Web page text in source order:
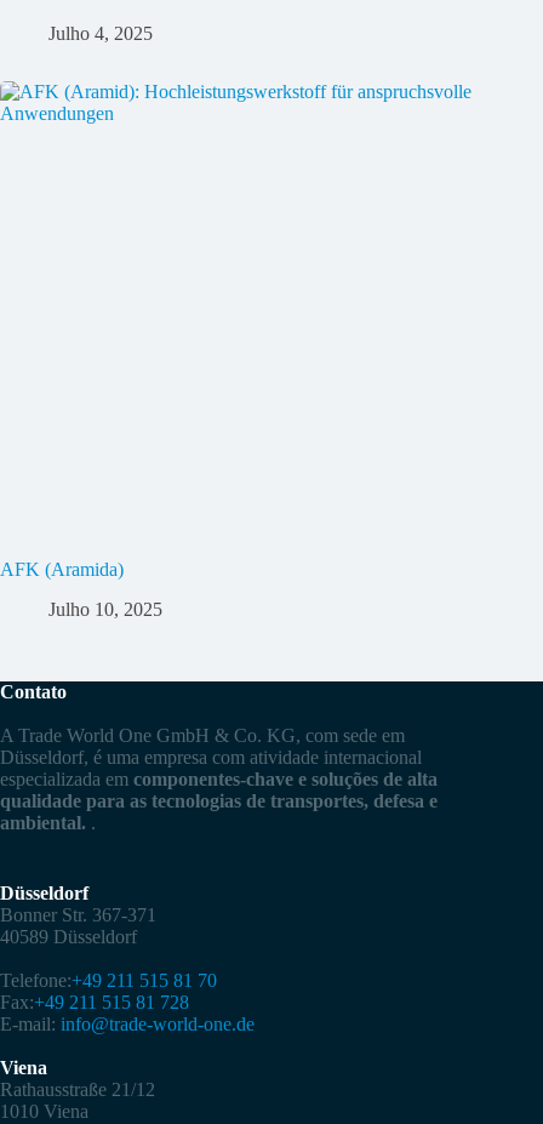
Julho 4, 2025
AFK (Aramida)
Julho 10, 2025
Contato
A Trade World One GmbH & Co. KG, com sede em
Düsseldorf, é uma empresa com atividade internacional
especializada em componentes-chave e soluções de alta
qualidade para as tecnologias de transportes, defesa e
ambiental. .
Düsseldorf
Bonner Str. 367-371
40589 Düsseldorf
Telefone:+49 211 515 81 70
Fax:+49 211 515 81 728
E-mail: info@trade-world-one.de
Viena
Rathausstraße 21/12
1010 Viena